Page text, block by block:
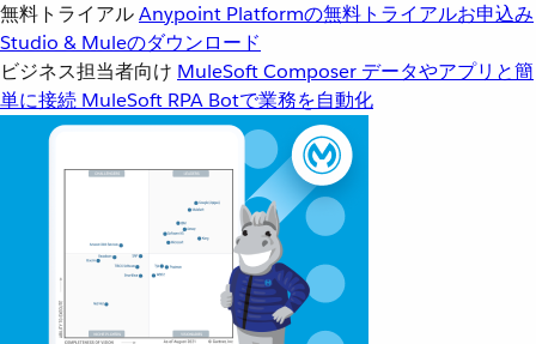
無料トライアルAnypoint Platformの無料トライアルお申込み
Studio & Muleのダウンロード
ビジネス担当者向け MuleSoft Composer データやアプリと簡
単に接続 MuleSoft RPA Botで業務を自動化